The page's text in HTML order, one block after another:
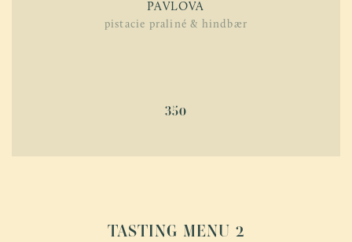
PAVLOVA
pistacie praliné & hindbær
350
TASTING MENU 2